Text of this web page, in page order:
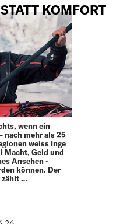
KOMFORT
wenn ein
nach mehr als 25
weiss Inge
Macht, Geld und
Ansehen
können. Der
zählt …